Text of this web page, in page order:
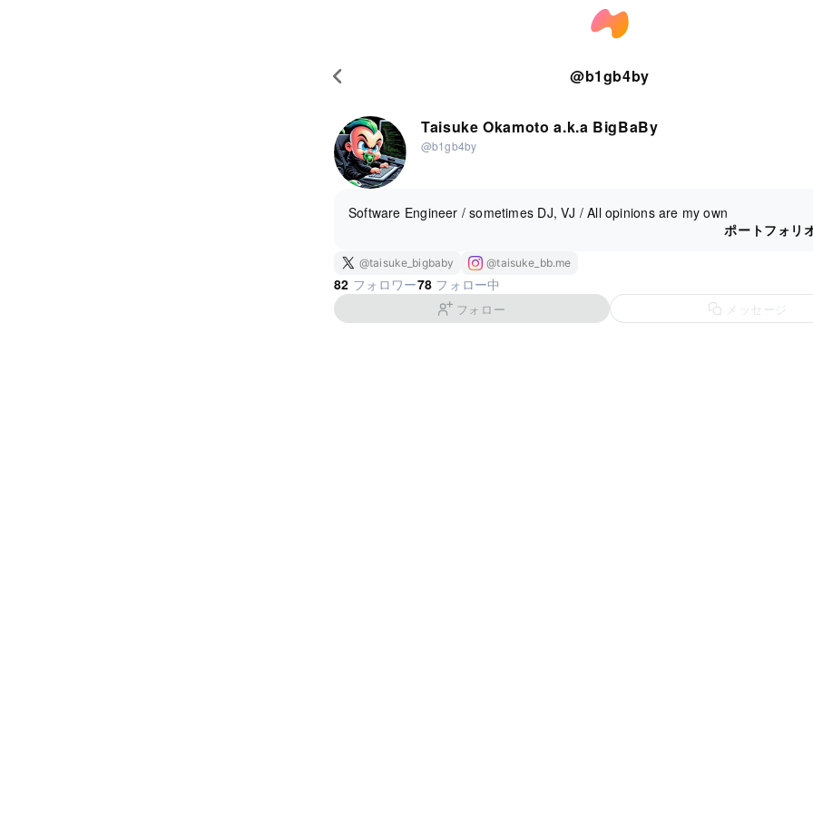
@b1gb4by
Taisuke Okamoto a.k.a BigBaBy
@b1gb4by
Software Engineer / sometimes DJ, VJ / All opinions are my own
ポートフォリ
@taisuke_bigbaby @taisuke_bb.me
82 フォロワー78 フォロー中
フォロー メッセージ